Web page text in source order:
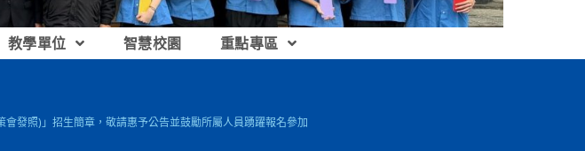
教學單位 智慧校園 重點專區
發照)」招生簡章，敬請惠予公告並鼓勵所屬人員踴躍報名參加